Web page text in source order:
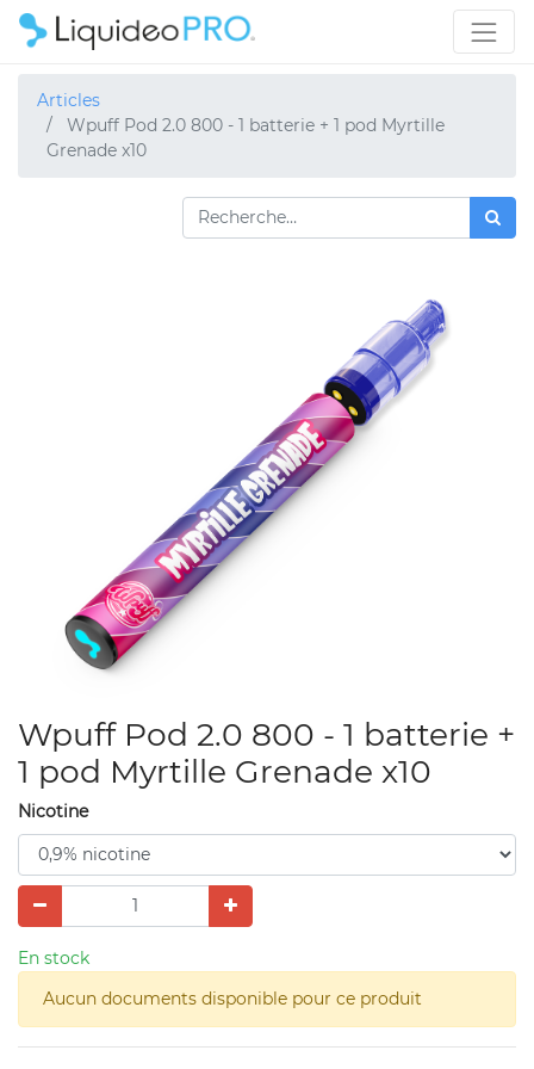
Articles
Wpuff Pod 2.0 800 - 1 batterie + 1 pod Myrtille
Grenade x10
Wpuff Pod 2.0 800 - 1 batterie +
1 pod Myrtille Grenade x10
Nicotine
En stock
Aucun documents disponible pour ce produit